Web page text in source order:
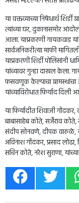
या वक्तव्याच्या निषेधार्थ
त्यांच्या घर, दुकानासमोर
आला. याप्रकरणी गायकवाड
सार्वजनिकरीत्या माफी
याप्रकरणी शिर्डी पोलिसांनी
यांच्यावर गुन्हा दाखल केला.
फसवणूक केल्याचा
यांच्याविरोधात फिर्याद दिली
या फिर्यादीत शिवाजी
बाबासाहेब कोते, सर्जेराव
संदीप सोनवणे, दीपक वारुळे,
अविनाश गोंदकर, प्रसाद
सचिन कोते, नरेश सुराणा,